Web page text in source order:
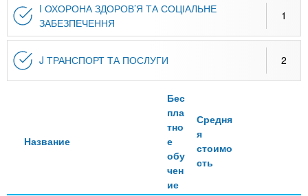
I ОХОРОНА ЗДОРОВ’Я ТА СОЦІАЛЬНЕ
ЗАБЕЗПЕЧЕННЯ
1
J ТРАНСПОРТ ТА ПОСЛУГИ 2
Название
Бес
пла
тно
е
обу
чен
ие
Средня
я
стоимо
сть